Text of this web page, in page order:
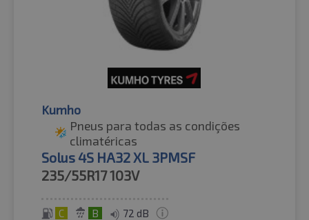
Kumho
Pneus para todas as condições
climatéricas
Solus 4S HA32 XL 3PMSF
235/55R17103V
C B 72 dB